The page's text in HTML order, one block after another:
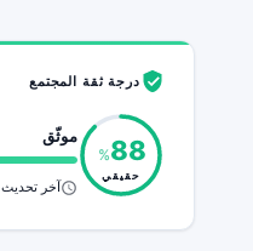
درجة ثقة المجتمع
88
%
حقيقي
موثّق
آخر تحديث 2 أشهر مضت